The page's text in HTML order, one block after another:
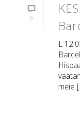
0
L
meie